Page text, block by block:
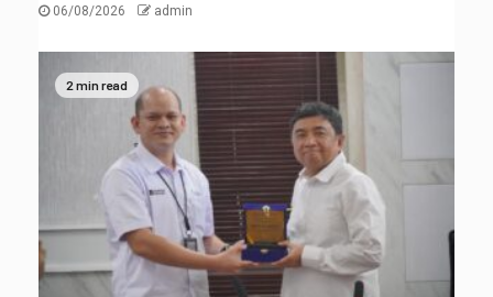
06/08/2026 admin
2 min read